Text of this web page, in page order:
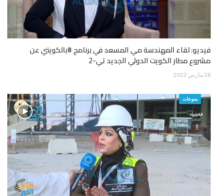
فيديو: لقاء المهندسة مي المسعد في برنامج #بالكويتي عن
مشروع مطار الكويت الدولي الجديد تي-2
28 مارس 2022
منوعات